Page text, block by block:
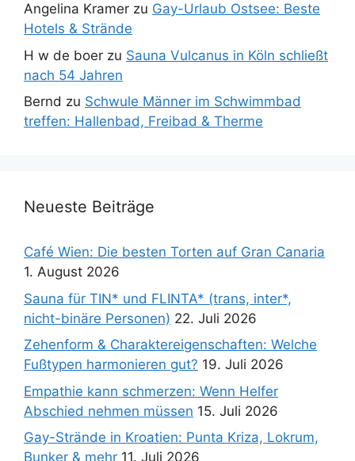
Angelina Kramer zu Gay-Urlaub Ostsee: Beste
Hotels & Strände
H w de boer zu Sauna Vulcanus in Köln schließt
nach 54 Jahren
Bernd zu Schwule Männer im Schwimmbad
treffen: Hallenbad, Freibad & Therme
Neueste Beiträge
Café Wien: Die besten Torten auf Gran Canaria
1. August 2026
Sauna für TIN* und FLINTA* (trans, inter*,
nicht-binäre Personen) 22. Juli 2026
Zehenform & Charaktereigenschaften: Welche
Fußtypen harmonieren gut? 19. Juli 2026
Empathie kann schmerzen: Wenn Helfer
Abschied nehmen müssen 15. Juli 2026
Gay-Strände in Kroatien: Punta Kriza, Lokrum,
Bunker & mehr 11. Juli 2026